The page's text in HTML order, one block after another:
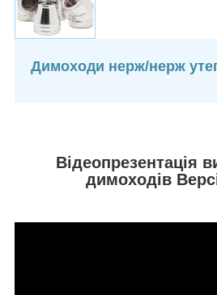
Димоходи нерж/нерж
Відеопрезентація
димоходів